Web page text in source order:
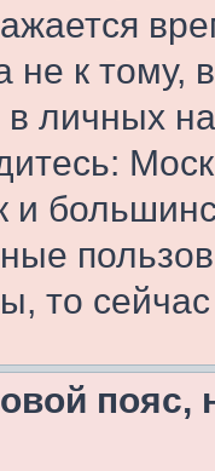
не к тому,
личных
и
то
пояс,